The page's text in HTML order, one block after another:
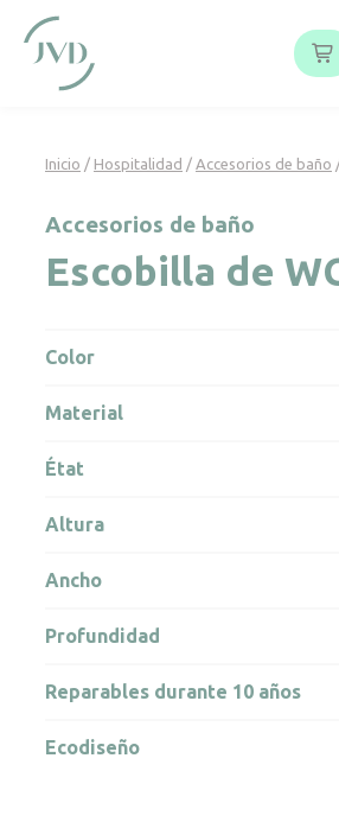
Inicio / Hospitalidad / Accesorios de baño
Accesorios de baño
Escobilla de
Color
Material
État
Altura
Ancho
Profundidad
Reparables durante 10 años
Ecodiseño
Panel de gestión de cookies